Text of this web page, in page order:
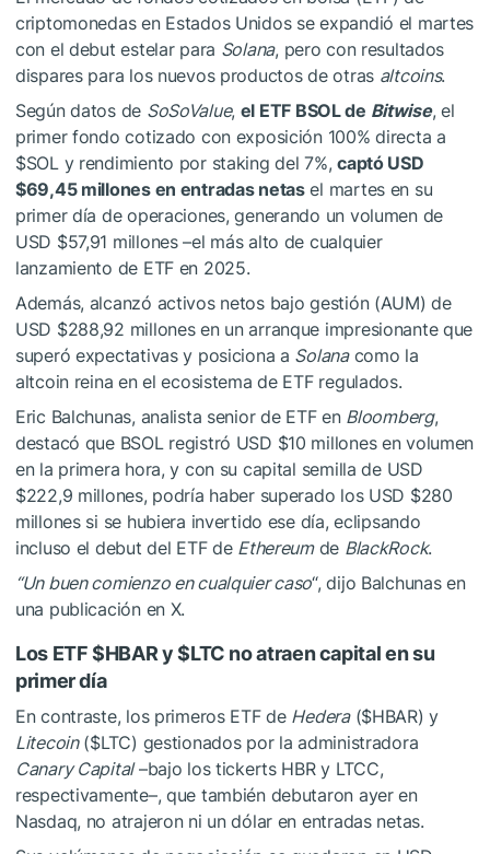
criptomonedas en Estados Unidos se expandió el martes
con el debut estelar para Solana, pero con resultados
dispares para los nuevos productos de otras altcoins.
Según datos de SoSoValue, el ETF BSOL de Bitwise, el
primer fondo cotizado con exposición 100% directa a
$SOL y rendimiento por staking del 7%,captó USD
$69,45 millones en entradas netasel martes en su
primer día de operaciones, generando un volumen de
USD $57,91 millones –el más alto de cualquier
lanzamiento de ETF en 2025.
Además, alcanzó activos netos bajo gestión (AUM) de
USD $288,92 millones en un arranque impresionante que
superó expectativas y posiciona a Solanacomo la
altcoin reina en el ecosistema de ETF regulados.
Eric Balchunas, analista senior de ETF en Bloomberg,
destacó que BSOL registró USD $10 millones en volumen
en la primera hora, y con su capital semilla de USD
$222,9 millones, podría haber superado los USD $280
millones si se hubiera invertido ese día,eclipsando
incluso el debut del ETF de Ethereumde BlackRock.
“Un buen comienzo en cualquier caso“, dijo Balchunas en
una publicaciónen X.
Los ETF$HBARy$LTC no atraen capital en su
primer día
En contraste, los primeros ETF de Hedera($HBAR) y
Litecoin($LTC) gestionados por la administradora
Canary Capital–bajo los tickerts HBR y LTCC,
respectivamente–, que también debutaron ayer en
Nasdaq, no atrajeron ni un dólar en entradas netas.